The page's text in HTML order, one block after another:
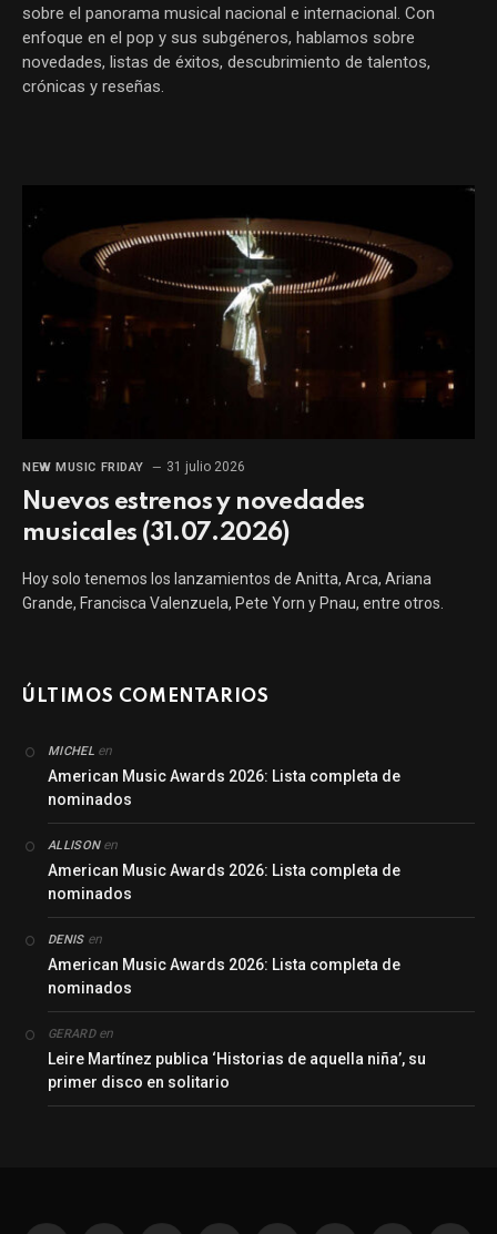
sobre el panorama musical nacional e internacional. Con
enfoque en el pop y sus subgéneros, hablamos sobre
novedades, listas de éxitos, descubrimiento de talentos,
crónicas y reseñas.
NEW MUSIC FRIDAY 31 julio 2026
Nuevos estrenos y novedades
musicales (31.07.2026)
Hoy solo tenemos los lanzamientos de Anitta, Arca, Ariana
Grande, Francisca Valenzuela, Pete Yorn y Pnau, entre otros.
ÚLTIMOS COMENTARIOS
MICHELen
American Music Awards 2026: Lista completa de
nominados
ALLISONen
American Music Awards 2026: Lista completa de
nominados
DENISen
American Music Awards 2026: Lista completa de
nominados
GERARDen
Leire Martínez publica ‘Historias de aquella niña’, su
primer disco en solitario